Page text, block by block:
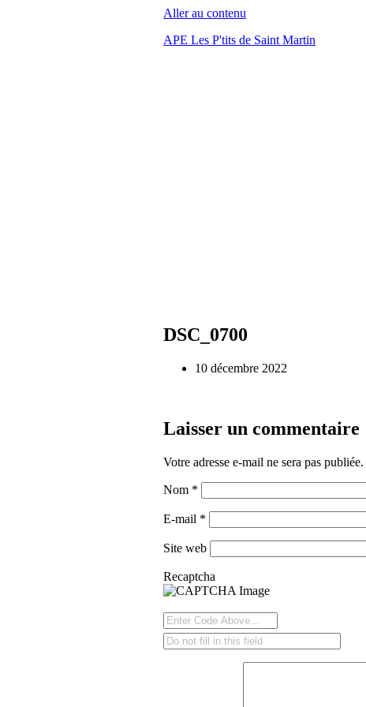
Aller au contenu
APE Les P'tits de Saint Martin
DSC_0700
10 décembre 2022
Laisser un commentaire
Votre adresse e-mail ne sera pas publiée.
Nom *
E-mail *
Site web
Recaptcha